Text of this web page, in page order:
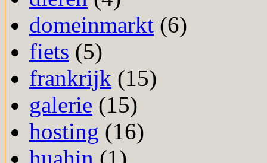
domeinmarkt (6)
fiets (5)
frankrijk (15)
galerie (15)
hosting (16)